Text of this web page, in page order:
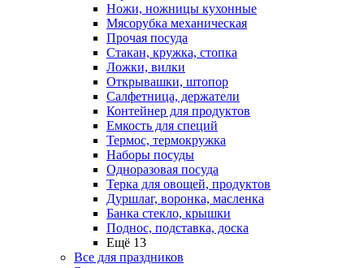
Ножи, ножницы кухонные
Мясорубка механическая
Прочая посуда
Стакан, кружка, стопка
Ложки, вилки
Открывашки, штопор
Салфетница, держатели
Контейнер для продуктов
Емкость для специй
Термос, термокружка
Наборы посуды
Одноразовая посуда
Терка для овощей, продуктов
Дуршлаг, воронка, масленка
Банка стекло, крышки
Поднос, подставка, доска
Ещё 13
Все для праздников